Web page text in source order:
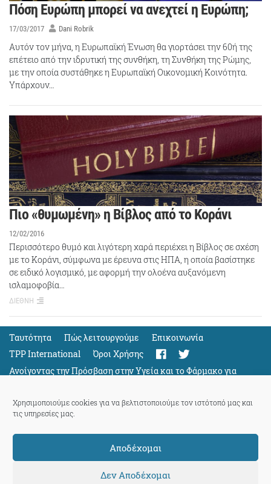
Χρησιμοποιούμε cookies για να βελτιστοποιούμε τον ιστότοπό μας και
τις υπηρεσίες μας.
Αποδέχομαι
Δεν Αποδέχομαι
Πόση Ευρώπη μπορεί να ανεχτεί η Ευρώπη;
17/03/2017 Dani Robrik
Αυτόν τον μήνα, η Ευρωπαϊκή Ένωση θα γιορτάσει την 60ή της
επέτειο από την ιδρυτική της συνθήκη, τη Συνθήκη της Ρώμης,
με την οποία συστάθηκε η Ευρωπαϊκή Οικονομική Κοινότητα.
Υπάρχουν…
Πιο «θυμωμένη» η Βίβλος από το Κοράνι
12/02/2016
Περισσότερο θυμό και λιγότερη χαρά περιέχει η Βίβλος σε σχέση
με το Κοράνι, σύμφωνα με έρευνα στις ΗΠΑ, η οποία βασίστηκε
σε ειδικό λογισμικό, με αφορμή την ολοένα αυξανόμενη
ισλαμοφοβία…
ΔΙΕΘΝΗ
Ταυτότητα Πώς λειτουργούμε
Eπικοινωνία
TPP International
Όροι Χρήσης
Ανοίγοντας την Πρόσβαση στην Υγεία και το Φάρμακο για
Όλους
Support
ThePressProject
powered by our community members